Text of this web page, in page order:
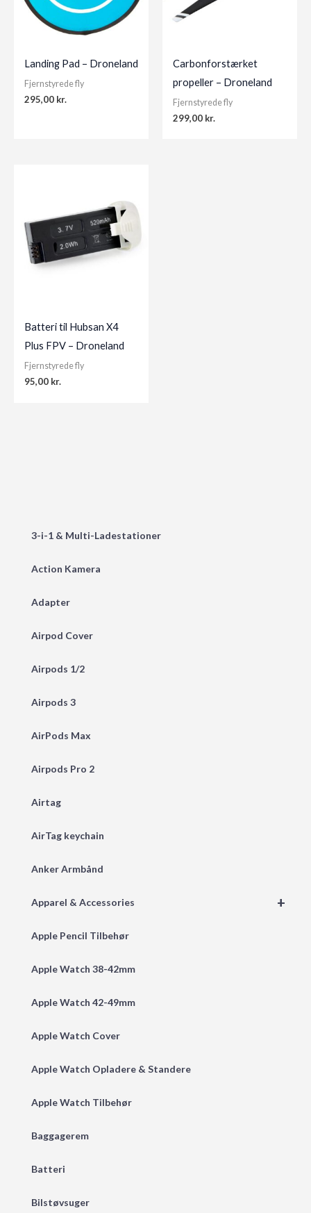
3-i-1 & Multi-Ladestationer
Action Kamera
Adapter
Airpod Cover
Airpods 1/2
Airpods 3
AirPods Max
Airpods Pro 2
Airtag
AirTag keychain
Anker Armbånd
+
Apparel & Accessories
Apple Pencil Tilbehør
Apple Watch 38-42mm
Apple Watch 42-49mm
Apple Watch Cover
Apple Watch Opladere & Standere
Apple Watch Tilbehør
Baggagerem
Batteri
Bilstøvsuger
Landing Pad – Droneland
Fjernstyrede fly
295,00 kr.
Carbonforstærket
propeller – Droneland
Fjernstyrede fly
299,00 kr.
Batteri til Hubsan X4
Plus FPV – Droneland
Fjernstyrede fly
95,00 kr.